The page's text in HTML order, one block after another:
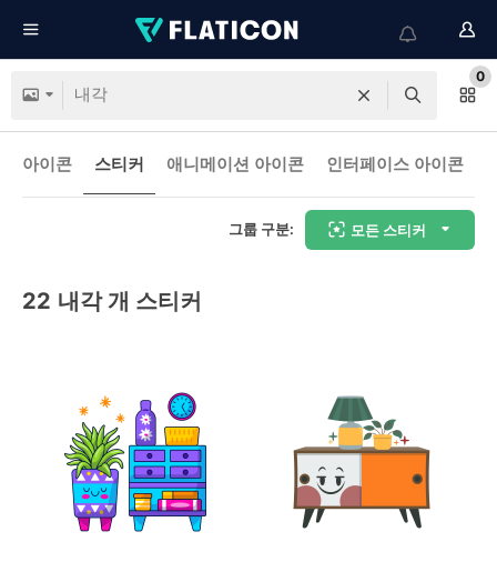
0
아이콘 스티커 애니메이션 아이콘 인터페이스 아이콘
그룹 구분: 모든 스티커
22 내각 개 스티커